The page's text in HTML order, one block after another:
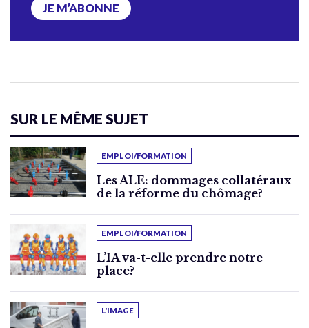
JE M’ABONNE
SUR LE MÊME SUJET
EMPLOI/FORMATION
Les ALE: dommages collatéraux
de la réforme du chômage?
EMPLOI/FORMATION
L’IA va-t-elle prendre notre
place?
L'IMAGE